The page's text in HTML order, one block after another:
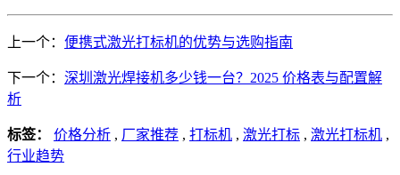
上一个： 便携式激光打标机的优势与选购指南
下一个： 深圳激光焊接机多少钱一台？2025 价格表与配置解
析
标签： 价格分析 , 厂家推荐 , 打标机 , 激光打标 , 激光打标机 ,
行业趋势